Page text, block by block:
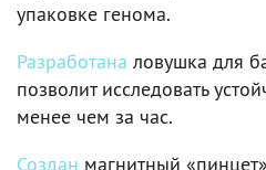
упаковке генома.
Разработана ловушка для
позволит исследовать
менее чем за час.
Создан магнитный